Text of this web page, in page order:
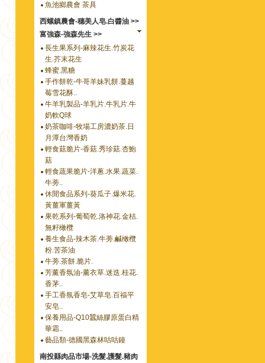
魚池鄉農會 茶具
西螺鎮農會-穗美人皂.白醬油 >>
富強森-強森先生 >>
長生果系列-麻辣花生.竹炭花
生.芥末花生
蜂蜜.黑糖
手作餅乾-牛哥羊妹乳餅.蔓越
莓雪花酥..
牛羊乳製品-羊乳片.牛乳片.牛
奶軟Q球
奶茶咖啡-牧場工房濃奶茶.日
月潭台灣香奶
輕食菇脆片-香菇.秀珍菇.杏鮑
菇
輕食蔬果脆片-洋蔥.水果.蔬菜.
牛蒡..
休閒食品系列-葵瓜子.爆米花.
黃薑軍薑黃
果乾系列-葡萄乾.洛神花.金桔.
無籽橄欖
養生食品-辣木茶.牛蒡.鹹橄欖
粉.苦茶油
牛蒡.茶餅.脆片.
芳薰香氛油-薰衣草.迷迭.桂花.
香茅..
手工香氛香皂-艾草皂.百福平
安皂..
保養用品-Q10蠶絲膠原蛋白精
華霜..
藝品類-德國黑森林咕咕鐘
南投縣肉品市場-洗髮.護髮.豬肉